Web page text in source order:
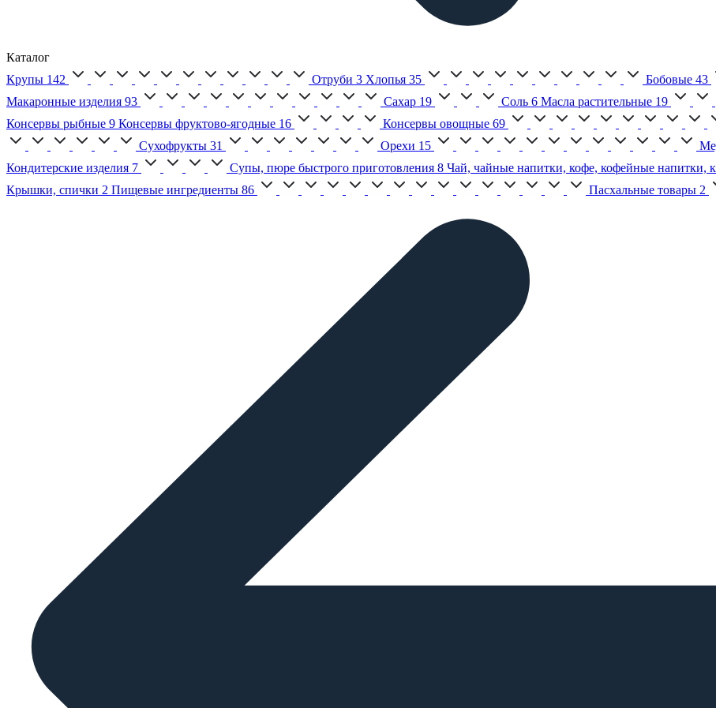
Каталог
Крупы 142 Отруби 3 Хлопья 35 Бобовые 43
Макаронные изделия 93 Сахар 19 Соль 6 Масла растительные 19
Консервы рыбные 9 Консервы фруктово-ягодные 16 Консервы овощные 69
Сухофрукты 31 Орехи 15
Кондитерские изделия 7 Супы, пюре быстрого приготовления 8 Чай, чайные напитки, кофе, кофейные напитки,
Крышки, спички 2 Пищевые ингредиенты 86 Пасхальные товары 2